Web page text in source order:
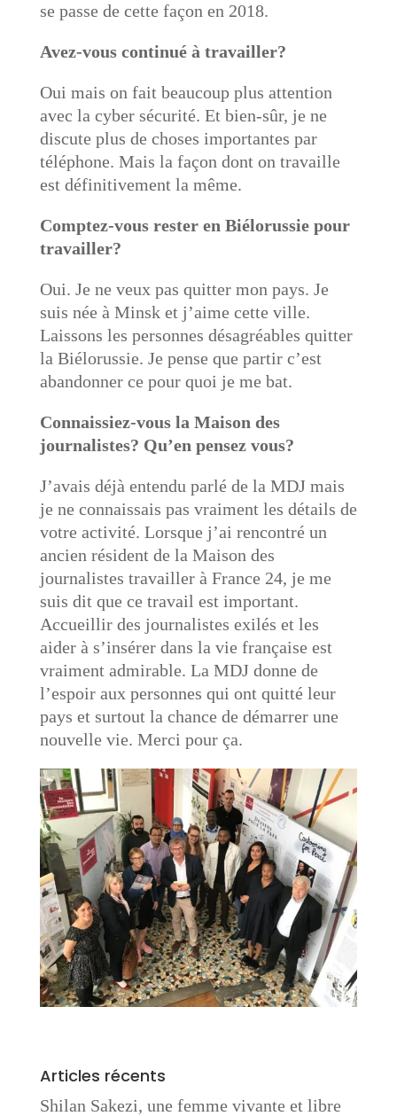
se passe de cette façon en 2018.
Avez-vous continué à travailler?
Oui mais on fait beaucoup plus attention
avec la cyber sécurité. Et bien-sûr, je ne
discute plus de choses importantes par
téléphone. Mais la façon dont on travaille
est définitivement la même.
Comptez-vous rester en Biélorussie pour
travailler?
Oui. Je ne veux pas quitter mon pays. Je
suis née à Minsk et j’aime cette ville.
Laissons les personnes désagréables quitter
la Biélorussie. Je pense que partir c’est
abandonner ce pour quoi je me bat.
Connaissiez-vous la Maison des
journalistes? Qu’en pensez vous?
J’avais déjà entendu parlé de la MDJ mais
je ne connaissais pas vraiment les détails de
votre activité. Lorsque j’ai rencontré un
ancien résident de la Maison des
journalistes travailler à France 24, je me
suis dit que ce travail est important.
Accueillir des journalistes exilés et les
aider à s’insérer dans la vie française est
vraiment admirable. La MDJ donne de
l’espoir aux personnes qui ont quitté leur
pays et surtout la chance de démarrer une
nouvelle vie. Merci pour ça.
Articles récents
Shilan Sakezi, une femme vivante et libre